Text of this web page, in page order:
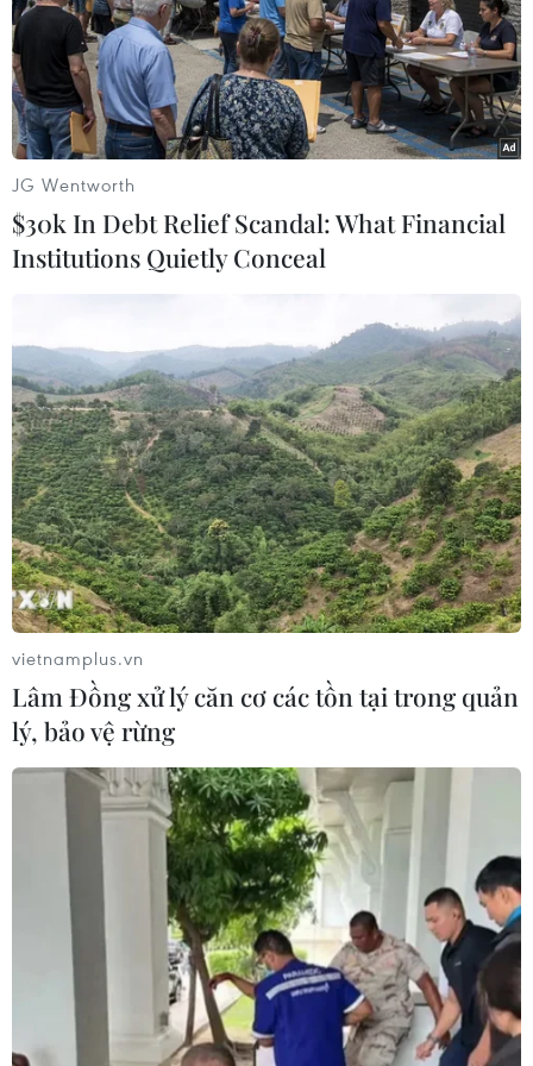
Xăng dầu đồng loạt giảm giá từ
chiều ngày 27/2
27/02/2025 10:01
Sau điều chỉnh, giá xăng E5 RON 92 là 20.650
đồng/lít, trong khi xăng RON 95 giảm xuống còn 21.110
đồng/lít.
JG Wentworth
$30k In Debt Relief Scandal: What Financial
Institutions Quietly Conceal
vietnamplus.vn
Lâm Đồng xử lý căn cơ các tồn tại trong quản
lý, bảo vệ rừng